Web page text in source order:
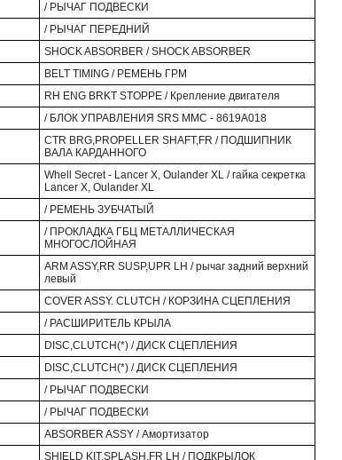
/ РЫЧАГ ПОДВЕСКИ
/ РЫЧАГ ПЕРЕДНИЙ
SHOCK ABSORBER / SHOCK ABSORBER
BELT TIMING / РЕМЕНЬ ГРМ
RH ENG BRKT STOPPE / Крепление двигателя
/ БЛОК УПРАВЛЕНИЯ SRS MMC - 8619A018
CTR BRG,PROPELLER SHAFT,FR / ПОДШИПНИК
ВАЛА КАРДАННОГО
Whell Secret - Lancer X, Oulander XL / гайка секретка
Lancer X, Oulander XL
/ РЕМЕНЬ ЗУБЧАТЫЙ
/ ПРОКЛАДКА ГБЦ МЕТАЛЛИЧЕСКАЯ
МНОГОСЛОЙНАЯ
ARM ASSY,RR SUSP,UPR LH / рычаг задний верхний
левый
COVER ASSY. CLUTCH / КОРЗИНА СЦЕПЛЕНИЯ
/ РАСШИРИТЕЛЬ КРЫЛА
DISC,CLUTCH(*) / ДИСК СЦЕПЛЕНИЯ
DISC,CLUTCH(*) / ДИСК СЦЕПЛЕНИЯ
/ РЫЧАГ ПОДВЕСКИ
/ РЫЧАГ ПОДВЕСКИ
ABSORBER ASSY / Амортизатор
SHIELD KIT,SPLASH,FR LH / ПОДКРЫЛОК